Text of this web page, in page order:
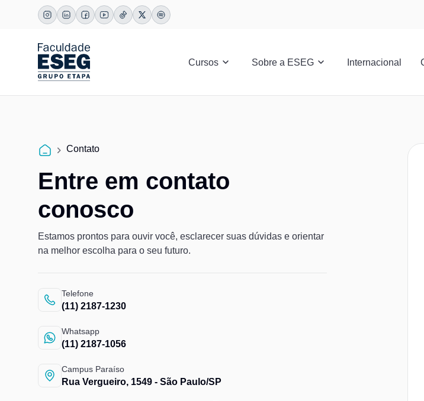
Cursos
Sobre a ESEG Internacional
Contato
Entre em contato
conosco
Estamos prontos para ouvir você, esclarecer suas dúvidas e orientar
na melhor escolha para o seu futuro.
Telefone
(11) 2187-1230
Whatsapp
(11) 2187-1056
Campus Paraíso
Rua Vergueiro, 1549 - São Paulo/SP